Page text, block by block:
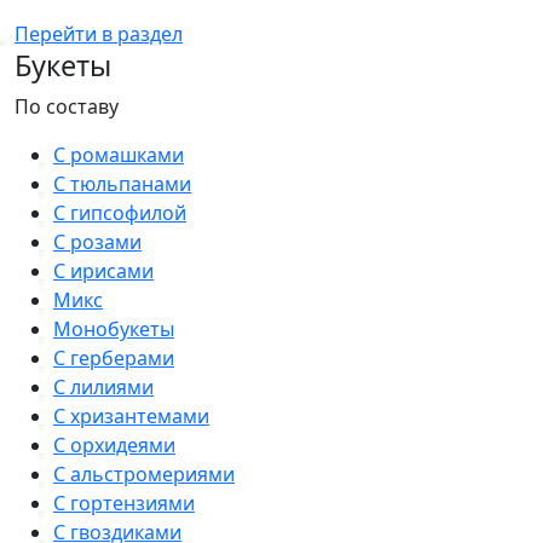
Перейти в раздел
Букеты
По составу
С ромашками
С тюльпанами
С гипсофилой
С розами
С ирисами
Микс
Монобукеты
С герберами
С лилиями
С хризантемами
С орхидеями
С альстромериями
С гортензиями
С гвоздиками